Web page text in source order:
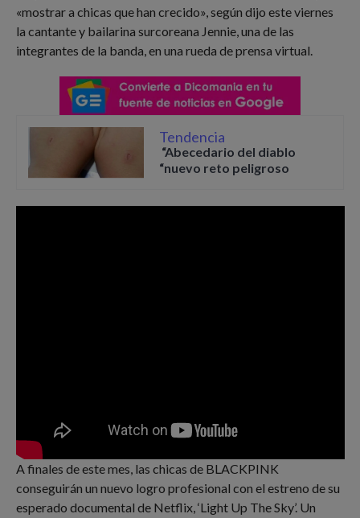
«mostrar a chicas que han crecido», según dijo este viernes
la cantante y bailarina surcoreana Jennie, una de las
integrantes de la banda, en una rueda de prensa virtual.
Tendencia
“Abecedario del diablo
“nuevo reto peligroso
A finales de este mes, las chicas de BLACKPINK
conseguirán un nuevo logro profesional con el estreno de su
esperado documental de Netflix, ‘Light Up The Sky’. Un